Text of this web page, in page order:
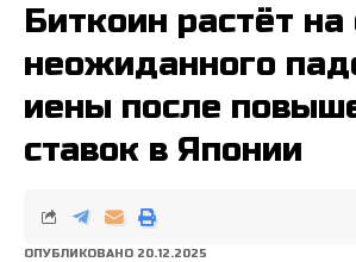
Биткоин растёт
неожиданного
иены после
ставок в Японии
ОПУБЛИКОВАНО 20.12.2025